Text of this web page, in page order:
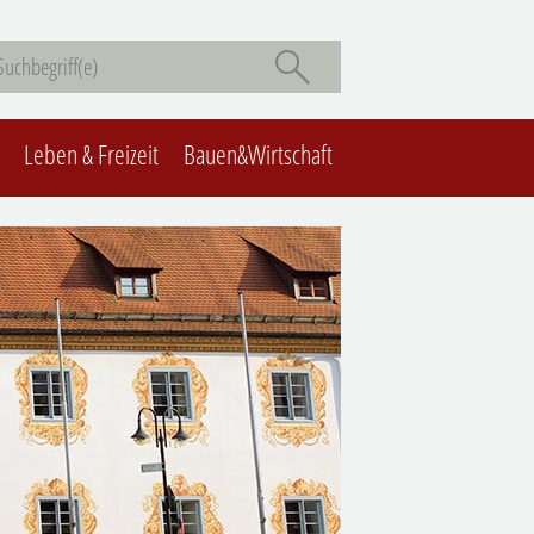
Leben & Freizeit Bauen&Wirtschaft